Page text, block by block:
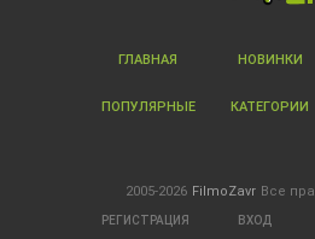
ГЛАВНАЯ НОВИНКИ
ПОПУЛЯРНЫЕ КАТЕГОРИИ
2005-2026 FilmoZavr Все
РЕГИСТРАЦИЯ ВХОД